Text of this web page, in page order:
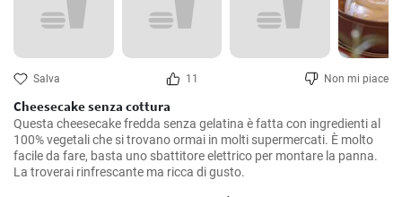
Salva 11 Non mi piace
Cheesecake senza cottura
Questa cheesecake fredda senza gelatina è fatta con ingredienti al
100% vegetali che si trovano ormai in molti supermercati. È molto
facile da fare, basta uno sbattitore elettrico per montare la panna.
La troverai rinfrescante ma ricca di gusto.